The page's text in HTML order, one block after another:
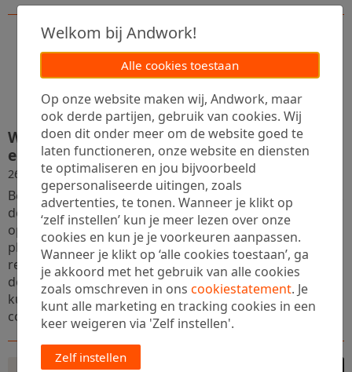
Werken bij ilionx: hier breng jij eenvoud in
een complexe wereld
26 mei 2025 · 4 min.
Ben jij een business consultant, process engineer of RPA
developer die graag het verschil maakt met slimme IT-
oplossingen en procesoptimalisatie? Dan is ilionx dé
plek waar jouw ambities en talenten volledig tot hun
recht komen. In dit blog vertelt ilionx meer over wat ze
doen, waar ze zich op richten en hoe jij als professional
kunt bijdragen aan het motto: eenvoud brengen in een
complexe ...
Welkom bij Andwork!
Alle cookies toestaan
Op onze website maken wij, Andwork, maar
ook derde partijen, gebruik van cookies. Wij
doen dit onder meer om de website goed te
laten functioneren, onze website en diensten
te optimaliseren en jou bijvoorbeeld
gepersonaliseerde uitingen, zoals
advertenties, te tonen. Wanneer je klikt op
‘zelf instellen’ kun je meer lezen over onze
cookies en kun je je voorkeuren aanpassen.
Wanneer je klikt op ‘alle cookies toestaan’, ga
je akkoord met het gebruik van alle cookies
zoals omschreven in ons cookiestatement. Je
kunt alle marketing en tracking cookies in een
keer weigeren via 'Zelf instellen'.
Zelf instellen